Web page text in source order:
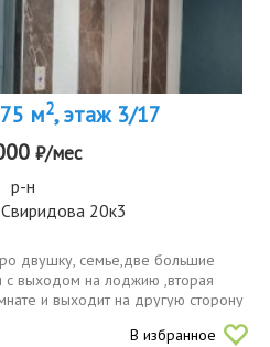
м2, этаж 3/17
₽/мес
р-н
20к3
двушку, семье,две большие
с выходом на лоджию ,вторая
и выходит на другую сторону
выходят все
В избранное